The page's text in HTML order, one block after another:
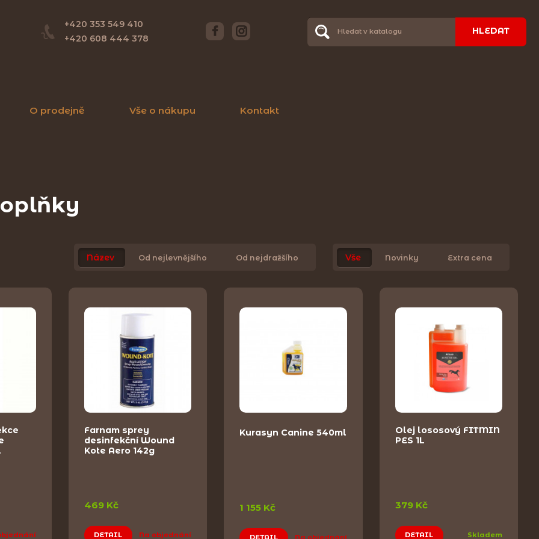
+420 353 549 410
+420 608 444 378
HLEDAT
O prodejně Vše o nákupu Kontakt
Název Od nejlevnějšího Od nejdražšího Vše Novinky Extra cena
Farnam sprey
desinfekční Wound
Kote Aero 142g
469 Kč
DETAIL Na objednání
Kurasyn Canine 540ml
1 155 Kč
Olej lososový FITMIN
PES 1L
379 Kč
DETAIL Skladem